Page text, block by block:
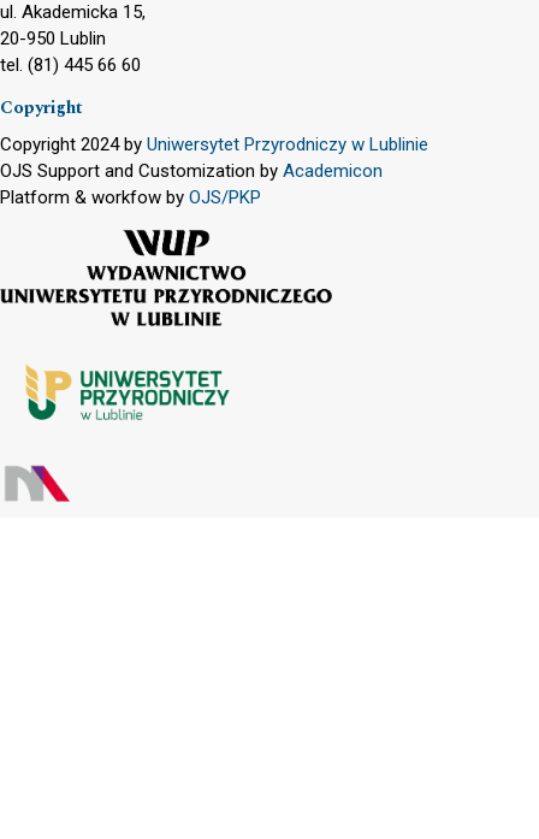
ul. Akademicka 15,
20-950 Lublin
tel. (81) 445 66 60
Copyright
Copyright 2024 by Uniwersytet Przyrodniczy w Lublinie
OJS Support and Customization by Academicon
Platform & workfow by OJS/PKP